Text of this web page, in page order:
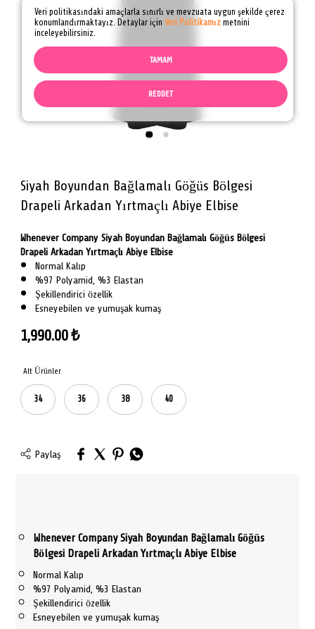
Siyah Boyundan Bağlamalı Göğüs Bölgesi
Drapeli Arkadan Yırtmaçlı Abiye Elbise
Whenever Company Siyah Boyundan Bağlamalı Göğüs Bölgesi
Drapeli Arkadan Yırtmaçlı Abiye Elbise
Normal Kalıp
%97 Polyamid, %3 Elastan
Şekillendirici özellik
Esneyebilen ve yumuşak kumaş
1,990.00₺
Alt Ürünler
34 36 38 40
Paylaş
Whenever Company Siyah Boyundan Bağlamalı Göğüs
Bölgesi Drapeli Arkadan Yırtmaçlı Abiye Elbise
Normal Kalıp
%97 Polyamid, %3 Elastan
Şekillendirici özellik
Esneyebilen ve yumuşak kumaş
Veri politikasındaki amaçlarla sınırlı ve mevzuata uygun şekilde çerez
konumlandırmaktayız. Detaylar içinVeri Politikamızmetnini
inceleyebilirsiniz.
TAMAM
REDDET